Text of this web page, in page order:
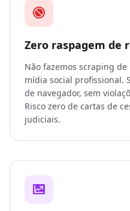
Zero raspagem de
Não fazemos scraping
mídia social profissional.
de navegador, sem
Risco zero de cartas de
judiciais.